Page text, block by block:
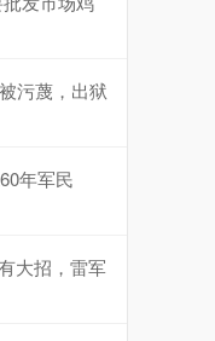
污蔑，出狱
年军民
大招，雷军